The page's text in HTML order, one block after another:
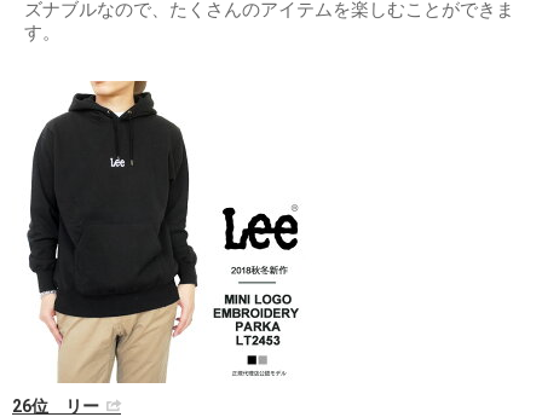
ズナブルなので、たくさんのアイテムを楽しむことができま
す。
26位 リー